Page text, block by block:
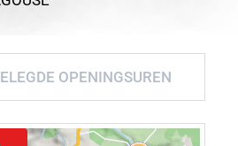
OPENINGSUREN